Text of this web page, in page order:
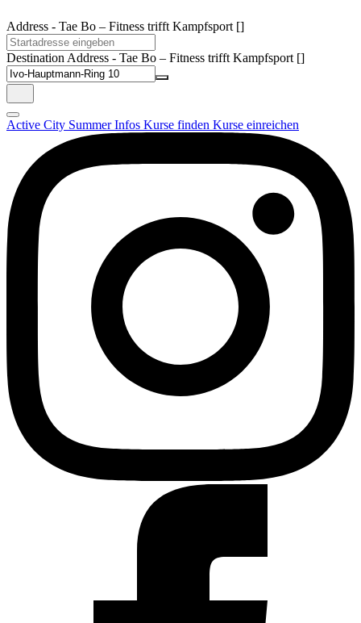
Address - Tae Bo – Fitness trifft Kampfsport []
Destination Address - Tae Bo – Fitness trifft Kampfsport []
Active City SummerInfos Kurse finden Kurse einreichen